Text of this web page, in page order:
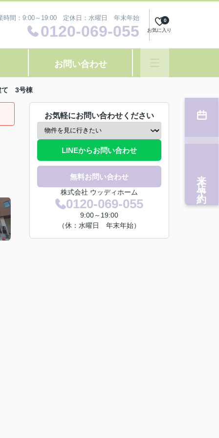
時間：9:00～19:00 定休日：水曜日 年末年始
0120-069-055 お気に入り
0
お問い合わせ
て 3号棟
お気軽にお問い合わせください
LINEからお問い合わせ
無料お問い合わせ
株式会社 ウッディホーム
0120-069-055
9:00～19:00
（休：水曜日 年末年始）
来店予約